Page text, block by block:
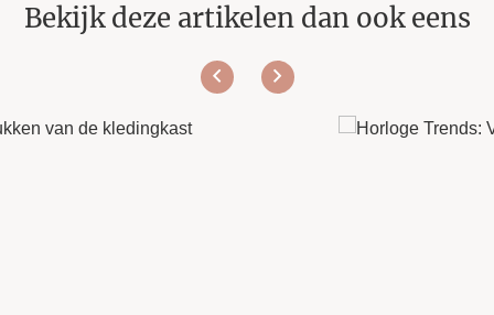
Bekijk deze artikelen dan ook eens